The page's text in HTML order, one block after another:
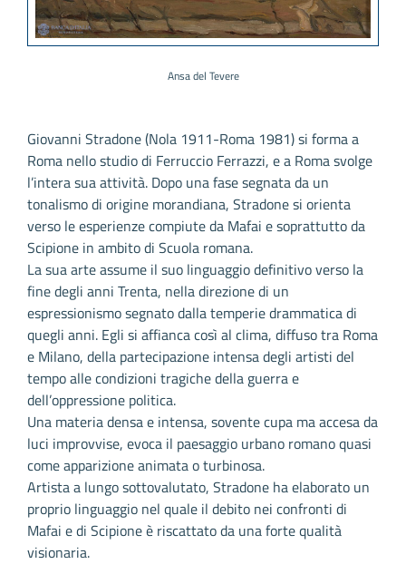
Ansa del Tevere
Giovanni Stradone (Nola 1911-Roma 1981) si forma a
Roma nello studio di Ferruccio Ferrazzi, e a Roma svolge
l’intera sua attività. Dopo una fase segnata da un
tonalismo di origine morandiana, Stradone si orienta
verso le esperienze compiute da Mafai e soprattutto da
Scipione in ambito di Scuola romana.
La sua arte assume il suo linguaggio definitivo verso la
fine degli anni Trenta, nella direzione di un
espressionismo segnato dalla temperie drammatica di
quegli anni. Egli si affianca così al clima, diffuso tra Roma
e Milano, della partecipazione intensa degli artisti del
tempo alle condizioni tragiche della guerra e
dell’oppressione politica.
Una materia densa e intensa, sovente cupa ma accesa da
luci improvvise, evoca il paesaggio urbano romano quasi
come apparizione animata o turbinosa.
Artista a lungo sottovalutato, Stradone ha elaborato un
proprio linguaggio nel quale il debito nei confronti di
Mafai e di Scipione è riscattato da una forte qualità
visionaria.